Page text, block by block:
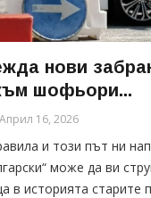
нови
шофьори...
Април 16, 2026
и този път ни
може да ви
в историята старите